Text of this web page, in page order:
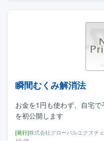
瞬間むくみ解消法
お金を1円も使わず、自宅
を初公開します
[発行]株式会社グローバルエクスチ